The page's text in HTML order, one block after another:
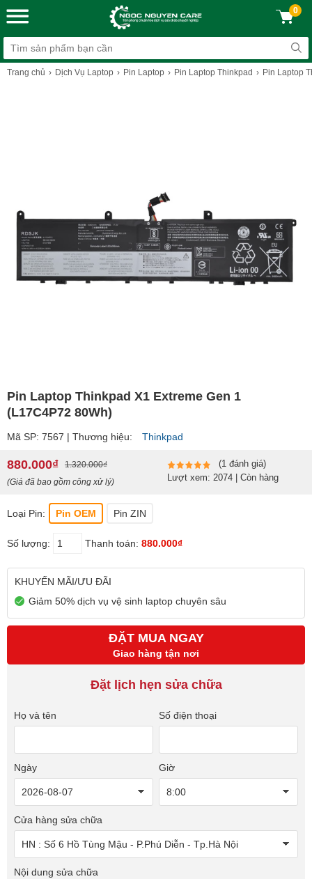
0
Trang chủ Dịch Vụ Laptop Pin Laptop Pin Laptop Thinkpad Pin Laptop
Pin Laptop Thinkpad X1 Extreme Gen 1
(L17C4P72 80Wh)
Mã SP: 7567 | Thương hiệu: Thinkpad
880.000₫
1.320.000₫
(Giá đã bao gồm công xử lý)
(1 đánh giá)
Lượt xem: 2074 | Còn hàng
Loại Pin: Pin OEM Pin ZIN
Số lượng: Thanh toán: 880.000₫
KHUYẾN MÃI/ƯU ĐÃI
Giảm 50% dịch vụ vệ sinh laptop chuyên sâu
ĐẶT MUA NGAY
Giao hàng tận nơi
Đặt lịch hẹn sửa chữa
Họ và tên Số điện thoại
Ngày Giờ
Cửa hàng sửa chữa
Nội dung sửa chữa